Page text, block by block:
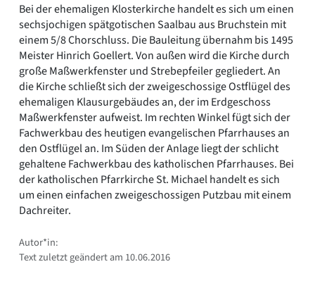
Bei der ehemaligen Klosterkirche handelt es sich um einen
sechsjochigen spätgotischen Saalbau aus Bruchstein mit
einem 5/8 Chorschluss. Die Bauleitung übernahm bis 1495
Meister Hinrich Goellert. Von außen wird die Kirche durch
große Maßwerkfenster und Strebepfeiler gegliedert. An
die Kirche schließt sich der zweigeschossige Ostflügel des
ehemaligen Klausurgebäudes an, der im Erdgeschoss
Maßwerkfenster aufweist. Im rechten Winkel fügt sich der
Fachwerkbau des heutigen evangelischen Pfarrhauses an
den Ostflügel an. Im Süden der Anlage liegt der schlicht
gehaltene Fachwerkbau des katholischen Pfarrhauses. Bei
der katholischen Pfarrkirche St. Michael handelt es sich
um einen einfachen zweigeschossigen Putzbau mit einem
Dachreiter.
Autor*in:
Text zuletzt geändert am 10.06.2016